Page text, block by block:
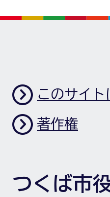
このサイト
著作権
つくば市